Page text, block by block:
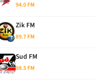
94.0 FM
Zik FM
89.7 FM
Sud FM
98.5 FM